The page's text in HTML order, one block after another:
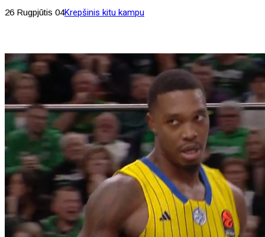
26 Rugpjūtis 04Krepšinis kitu kampu